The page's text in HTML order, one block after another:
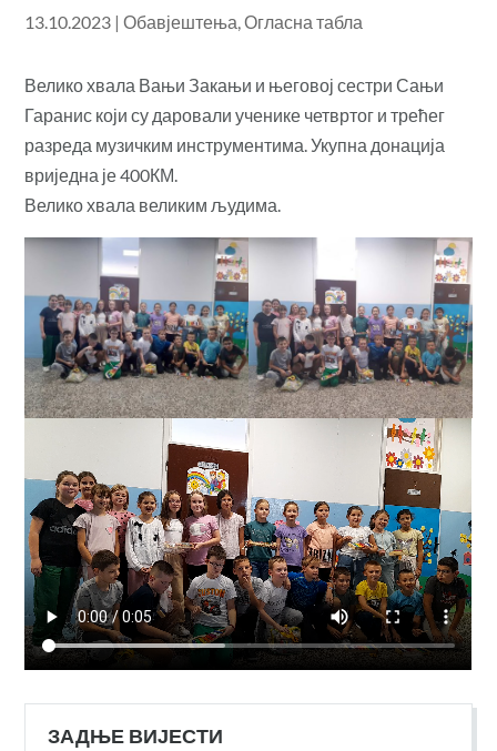
13.10.2023 |Обавјештења,Огласна табла
Велико хвала Вањи Закањи и његовој сестри Сањи
Гаранис који су даровали ученике четвртог и трећег
разреда музичким инструментима. Укупна донација
вриједна је 400КМ.
Велико хвала великим људима.
ЗАДЊЕ ВИЈЕСТИ